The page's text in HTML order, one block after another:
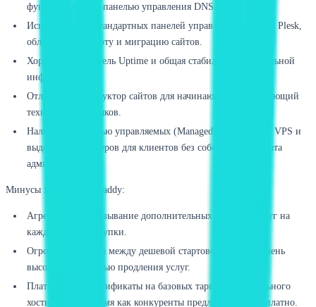
функциональной панелью управления DNS.
Использование стандартных панелей управления cPanel и Plesk,
облегчающее работу и миграцию сайтов.
Хороший показатель Uptime и общая стабильность глобальной
инфраструктуры.
Отличный конструктор сайтов для начинающих, не требующий
технических навыков.
Наличие полностью управляемых (Managed) тарифов для VPS и
выделенных серверов для клиентов без собственного штата
администраторов.
Минусы хостинга GoDaddy:
Агрессивное навязывание дополнительных платных услуг на
каждом этапе покупки.
Огромная разница между дешевой стартовой ценой и очень
высокой стоимостью продления услуг.
Платные SSL-сертификаты на базовых тарифах виртуального
хостинга, в то время как конкуренты предлагают их бесплатно.